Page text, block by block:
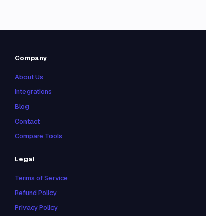
Company
About Us
Integrations
Blog
Contact
Compare Tools
Legal
Terms of Service
Refund Policy
Privacy Policy